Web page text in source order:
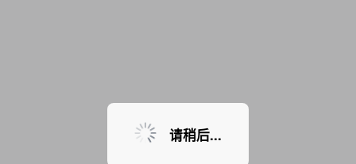
暂无课程，敬请期待
请稍后...